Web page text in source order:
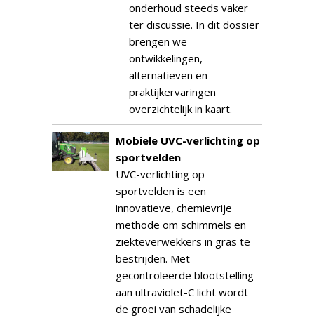
onderhoud steeds vaker
ter discussie. In dit dossier
brengen we
ontwikkelingen,
alternatieven en
praktijkervaringen
overzichtelijk in kaart.
Mobiele UVC-verlichting op
sportvelden
UVC-verlichting op
sportvelden is een
innovatieve, chemievrije
methode om schimmels en
ziekteverwekkers in gras te
bestrijden. Met
gecontroleerde blootstelling
aan ultraviolet-C licht wordt
de groei van schadelijke